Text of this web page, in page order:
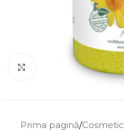
Click to enlarge
Prima pagină/